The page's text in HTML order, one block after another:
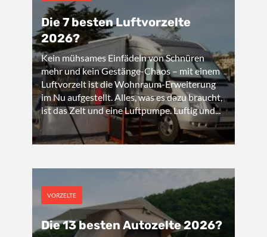
Die 7 besten Luftvorzelte
2026?
Kein mühsames Einfädeln von Schnüren
mehr und kein Gestänge-Chaos – mit einem
Luftvorzelt ist die Wohnraum-Erweiterung
im Nu aufgestellt. Alles, was es dazu braucht,
ist das Zelt und eine Luftpumpe. Luftig und...
VORZELTE
Die 13 besten Autozelte 2026?